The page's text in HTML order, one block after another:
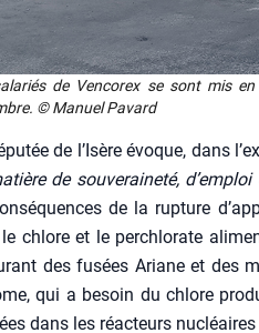
de Ven­co­rex se sont mis
© Manuel Pavard
de l’I­sère évoque, dans
de sou­ve­rai­ne­té, d’emploi
de la rup­ture
chlore et le per­chlo­rate
des fusées Ariane et des
qui a besoin du chlore
dans les réac­teurs